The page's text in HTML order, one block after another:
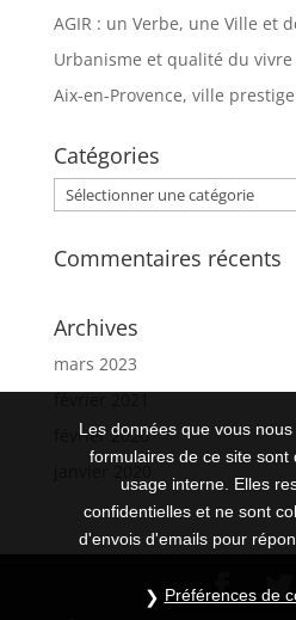
AGIR : un Verbe, une Ville et
Urbanisme et qualité du
Aix-en-Provence, ville prestige
Catégories
Catégories
Commentaires récents
Archives
mars 2023
février 2021
février 2020
Les données que vous
formulaires de ce site sont
usage interne. Elles
confidentielles et ne sont
d'envois d'emails pour
Préférences de